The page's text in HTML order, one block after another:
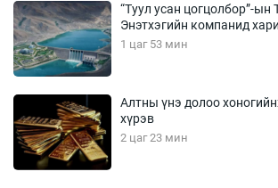
“Туул усан цогцолбор”-ын
Энэтхэгийн компанид
1 цаг 53 мин
Алтны үнэ долоо
хүрэв
2 цаг 23 мин